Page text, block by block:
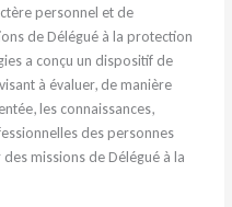
personnel et de
de Délégué à la protection
a conçu un dispositif de
à évaluer, de manière
les connaissances,
des personnes
missions de Délégué à la